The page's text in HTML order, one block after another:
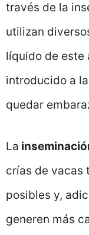
través de la
utilizan
líquido de este
introducido a
quedar
La
crías de vacas
posibles y,
generen más